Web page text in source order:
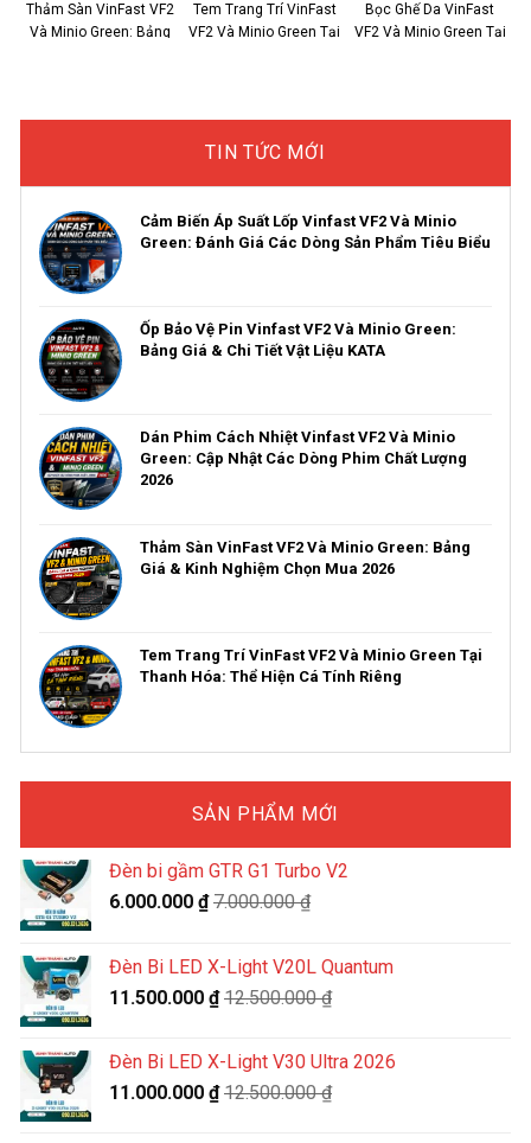
Thảm Sàn VinFast VF2
Và Minio Green: Bảng
Tem Trang Trí VinFast
VF2 Và Minio Green Tại
Bọc Ghế Da VinFast
VF2 Và Minio Green Tại
TIN TỨC MỚI
Cảm Biến Áp Suất Lốp Vinfast VF2 Và Minio
Green: Đánh Giá Các Dòng Sản Phẩm Tiêu Biểu
Ốp Bảo Vệ Pin Vinfast VF2 Và Minio Green:
Bảng Giá & Chi Tiết Vật Liệu KATA
Dán Phim Cách Nhiệt Vinfast VF2 Và Minio
Green: Cập Nhật Các Dòng Phim Chất Lượng
2026
Thảm Sàn VinFast VF2 Và Minio Green: Bảng
Giá & Kinh Nghiệm Chọn Mua 2026
Tem Trang Trí VinFast VF2 Và Minio Green Tại
Thanh Hóa: Thể Hiện Cá Tính Riêng
SẢN PHẨM MỚI
Đèn bi gầm GTR G1 Turbo V2
6.000.000 ₫ 7.000.000₫
Đèn Bi LED X-Light V20L Quantum
11.500.000 ₫ 12.500.000₫
Đèn Bi LED X-Light V30 Ultra 2026
11.000.000 ₫ 12.500.000₫